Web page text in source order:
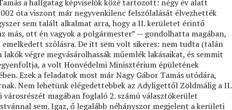
a hallgatag képviselők közé tartozott: négy év alatt
óta viszont már negyvenkilenc felszólalását élvezhették
sem talált alkalmat arra, hogy a II. kerületet érintő
más, ott én vagyok a polgármester” — gondolhatta magában,
szólásra. De itt sem volt sikeres: nem tudta (talán
végre megvásárolhassák műemlék lakásaikat, és semmit
a volt Honvédelmi Minisztérium épületének
Ezek a feladatok most már Nagy Gábor Tamás utódára,
Nem lehetünk elégedettebbek az Adyligettől Zöldmálig a II.
magában foglaló 2. számú választókerület
sem. Igaz, ő legalább néhányszor megjelent a kerületi